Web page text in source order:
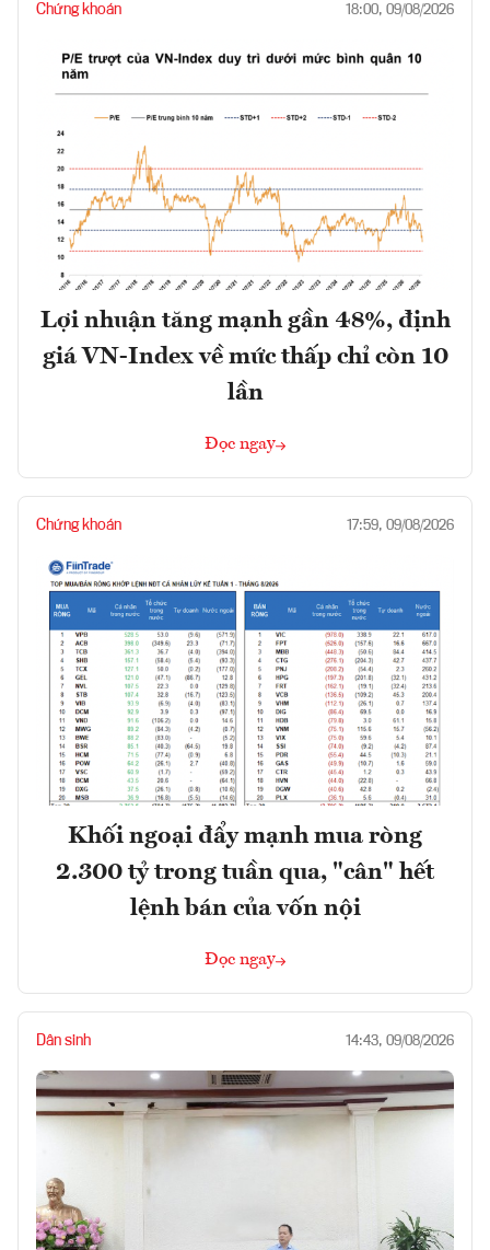
Chứng khoán 18:00, 09/08/2026
Lợi nhuận tăng mạnh gần 48%, định
giá VN-Index về mức thấp chỉ còn 10
lần
Đọc ngay
Chứng khoán 17:59, 09/08/2026
Khối ngoại đẩy mạnh mua ròng
2.300 tỷ trong tuần qua, "cân" hết
lệnh bán của vốn nội
Đọc ngay
Dân sinh 14:43, 09/08/2026